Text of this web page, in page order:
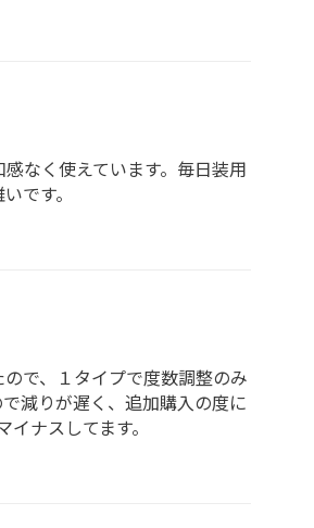
なく使えています。毎日装用
です。
で、１タイプで度数調整のみ
減りが遅く、追加購入の度に
ナスしてます。